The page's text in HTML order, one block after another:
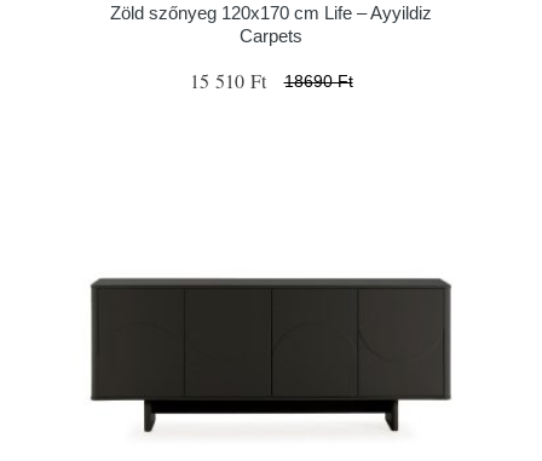
Zöld szőnyeg 120x170 cm Life – Ayyildiz
Carpets
15 510 Ft 18690 Ft